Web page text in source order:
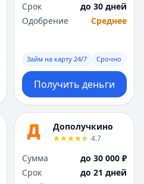
Ульяновск
Уфа
Ч
Чебоксары
Челябинск
Чита
Я
Ярославль
Вся Россия
Ульяновск
Уфа
Ч
Чебоксары
Челябинск
Чита
Я
Ярославль
Вся Россия
Срок
до 30 дней
Одобрение
Среднее
Займ на карту 24/7 Срочно
Получить деньги
Дополучкино
4.7
Сумма
до 30 000 ₽
Срок
до 21 дней